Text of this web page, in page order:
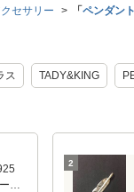
セサリー 「 ペンダン
ス TADY&KING
グ
2